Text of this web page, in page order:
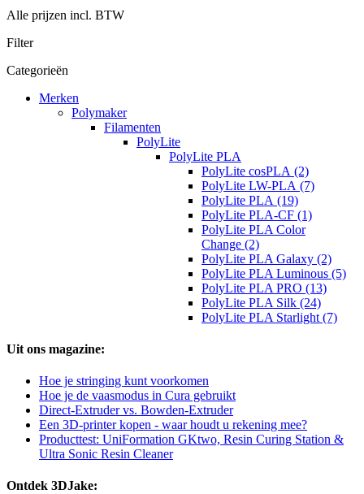
Alle prijzen incl. BTW
Filter
Categorieën
Merken
Polymaker
Filamenten
PolyLite
PolyLite PLA
PolyLite cosPLA (2)
PolyLite LW-PLA (7)
PolyLite PLA (19)
PolyLite PLA-CF (1)
PolyLite PLA Color
Change (2)
PolyLite PLA Galaxy (2)
PolyLite PLA Luminous (5)
PolyLite PLA PRO (13)
PolyLite PLA Silk (24)
PolyLite PLA Starlight (7)
Uit ons magazine:
Hoe je stringing kunt voorkomen
Hoe je de vaasmodus in Cura gebruikt
Direct-Extruder vs. Bowden-Extruder
Een 3D-printer kopen - waar houdt u rekening mee?
Producttest: UniFormation GKtwo, Resin Curing Station &
Ultra Sonic Resin Cleaner
Ontdek 3DJake: